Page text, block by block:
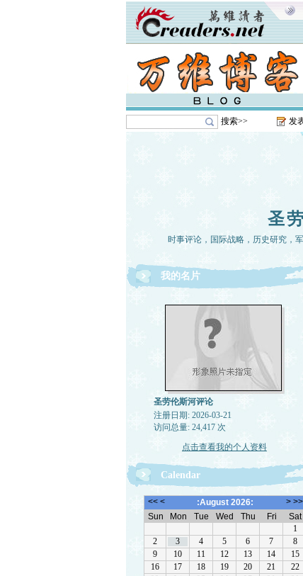
搜索>> 发
圣
时事评论，国际战略，历史研究，
我的名片
圣劳伦斯河评论
注册日期: 2026-03-21
访问总量: 24,417 次
点击查看我的个人资料
Calendar